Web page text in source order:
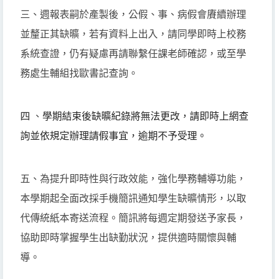
三、週報表嗣於產製後，公假、事、病假會賡續辦理
並釐正其缺曠，若有資料上出入，請同學即時上校務
系統查證，仍有疑慮再請聯繫任課老師確認，或至學
務處生輔組找歐書記查詢。
四 、 學期結束後缺曠紀錄將無法更改， 請即時上網查
詢並依規定辦理請假事宜，逾期不予受理。
五、為提升即時性與行政效能，強化學務輔導功能，
本學期起全面改採手機簡訊通知學生缺曠情形，以取
代傳統紙本寄送流程。簡訊將每週定期發送予家長，
協助即時掌握學生出缺勤狀況，提供適時關懷與輔
導。